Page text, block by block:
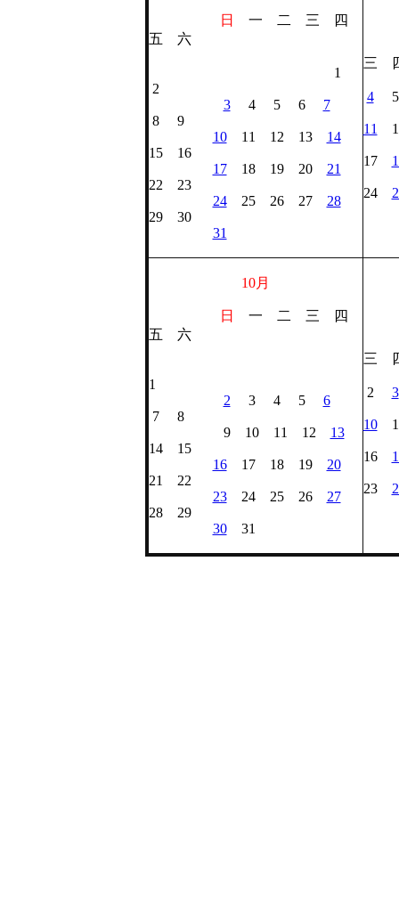
日
一 二 三 四
五 六
1
2
34 5 6 7
8 9
1011 12 13 14
15 16
1718 19 20 21
22 23
2425 26 27 28
29 30
31
三
45
11
17
24
10月
日
一 二 三 四
五 六
1
2 3 4 5 6
7 8
9 10 11 12 13
14 15
1617 18 19 20
21 22
2324 25 26 27
28 29
3031
三
2 3
10
16
23